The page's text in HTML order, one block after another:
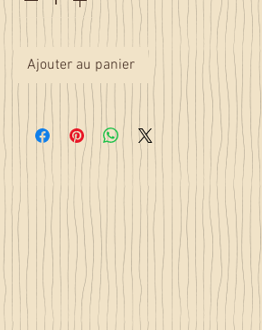
Ajouter au panier